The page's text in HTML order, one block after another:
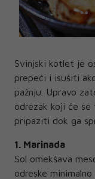
Svinjski kotlet je
prepeći i isušiti
pažnju. Upravo
odrezak koji će
pripaziti dok ga
1. Marinada
Sol omekšava
odreske